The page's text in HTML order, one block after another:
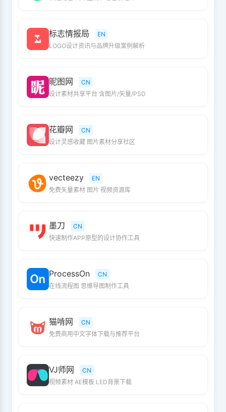
标志情报局
EN
LOGO设计资讯与品牌升级案例解析
昵图网
CN
设计素材共享平台 含图片/矢量/PSD
花瓣网
CN
设计灵感收藏 图片素材分享社区
vecteezy
EN
免费矢量素材 图片 视频资源库
墨刀
CN
快速制作APP原型的设计协作工具
ProcessOn
CN
在线流程图 思维导图制作工具
猫啃网
CN
免费商用中文字体下载与推荐平台
VJ师网
CN
视频素材 AE模板 LED背景下载